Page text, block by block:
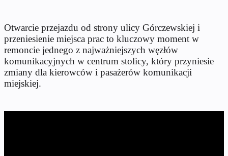
Otwarcie przejazdu od strony ulicy Górczewskiej i
przeniesienie miejsca prac to kluczowy moment w
remoncie jednego z najważniejszych węzłów
komunikacyjnych w centrum stolicy, który przyniesie
zmiany dla kierowców i pasażerów komunikacji
miejskiej.